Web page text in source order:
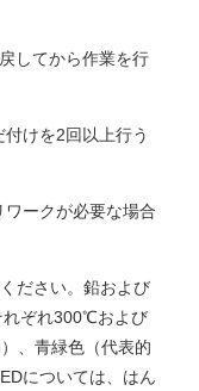
してから作業を行
けを2回以上行う
ークが必要な場合
ださい。鉛および
れぞれ300℃および
、青緑色（代表的
については、はん